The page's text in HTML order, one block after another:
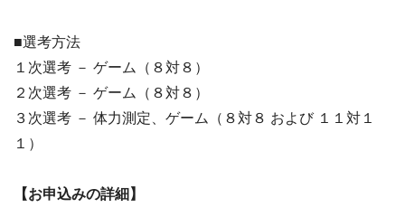
■選考方法
１次選考 － ゲーム（８対８）
２次選考 － ゲーム（８対８）
３次選考 － 体力測定、ゲーム（８対８ および １１対１
１）
【お申込みの詳細】